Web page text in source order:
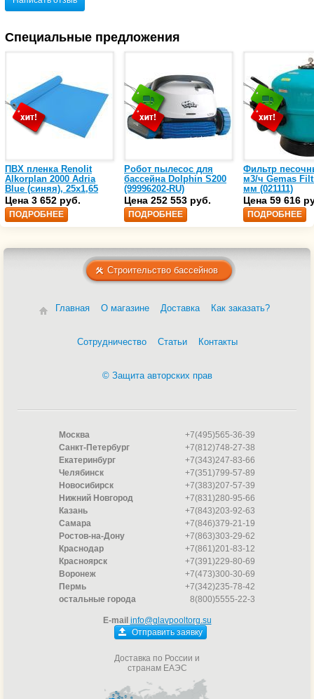
Специальные предложения
ПВХ пленка Renolit
Alkorplan 2000 Adria
Blue (синяя), 25х1,65
(35216203)
Цена 3 652 руб.
ПОДРОБНЕЕ
Робот пылесос для
бассейна Dolphin S200
(99996202-RU)
Цена 252 553 руб.
ПОДРОБНЕЕ
Фильтр
м3/ч Gemas
мм (021111)
Цена 59 616
ПОДРОБНЕЕ
Строительство бассейнов
Главная О магазине Доставка Как заказать?
Сотрудничество Статьи Контакты
© Защита авторских прав
Москва
+7(495)565-36-39
Санкт-Петербург
+7(812)748-27-38
Екатеринбург
+7(343)247-83-66
Челябинск
+7(351)799-57-89
Новосибирск
+7(383)207-57-39
Нижний Новгород
+7(831)280-95-66
Казань
+7(843)203-92-63
Самара
+7(846)379-21-19
Ростов-на-Дону
+7(863)303-29-62
Краснодар
+7(861)201-83-12
Красноярск
+7(391)229-80-69
Воронеж
+7(473)300-30-69
Пермь
+7(342)235-78-42
остальные города
8(800)5555-22-3
E-mail info@glavpooltorg.su
Отправить заявку
Доставка по России и
странам ЕАЭС